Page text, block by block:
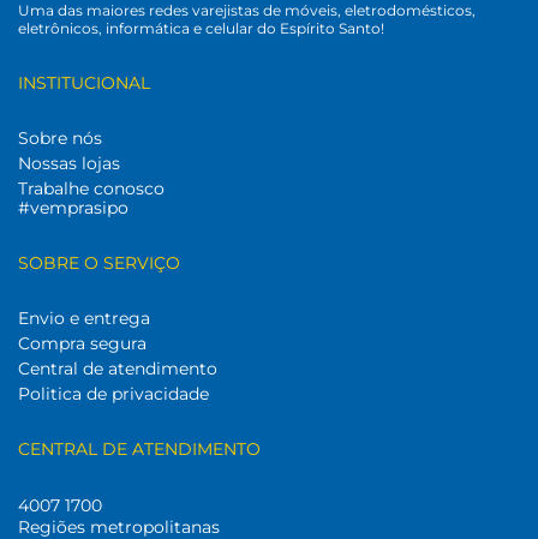
Uma das maiores redes varejistas de móveis, eletrodomésticos,
eletrônicos, informática e celular do Espírito Santo!
INSTITUCIONAL
Sobre nós
Nossas lojas
Trabalhe conosco
#vemprasipo
SOBRE O SERVIÇO
Envio e entrega
Compra segura
Central de atendimento
Politica de privacidade
CENTRAL DE ATENDIMENTO
4007 1700
Regiões metropolitanas